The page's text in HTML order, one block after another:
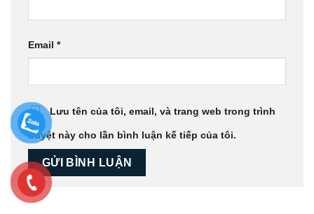
Email *
Lưu tên của tôi, email, và trang web trong trình
duyệt này cho lần bình luận kế tiếp của tôi.